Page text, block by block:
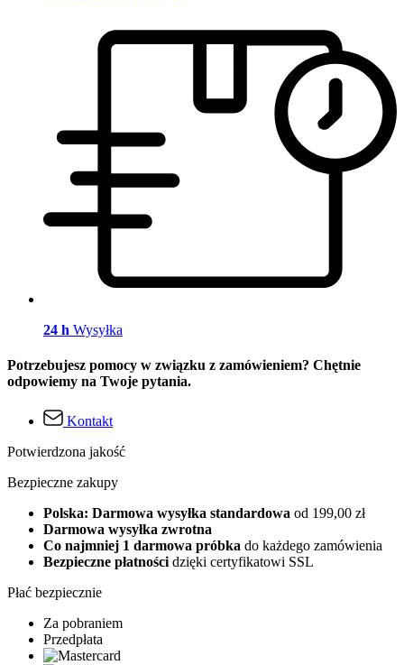
24 h Wysyłka
Potrzebujesz pomocy w związku z zamówieniem? Chętnie
odpowiemy na Twoje pytania.
Kontakt
Potwierdzona jakość
Bezpieczne zakupy
Polska: Darmowa wysyłka standardowa od 199,00 zł
Darmowa wysyłka zwrotna
Co najmniej 1 darmowa próbka do każdego zamówienia
Bezpieczne płatności dzięki certyfikatowi SSL
Płać bezpiecznie
Za pobraniem
Przedpłata